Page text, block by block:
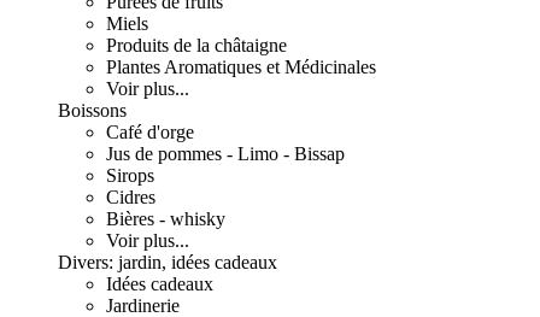
Miels
Produits de la châtaigne
Plantes Aromatiques et Médicinales
Voir plus...
Boissons
Café d'orge
Jus de pommes - Limo - Bissap
Sirops
Cidres
Bières - whisky
Voir plus...
Divers: jardin, idées cadeaux
Idées cadeaux
Jardinerie